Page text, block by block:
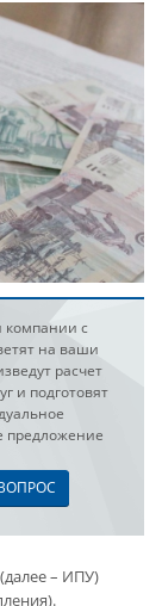
компании с
на ваши
расчет
и подготовят
предложение
– ИПУ)